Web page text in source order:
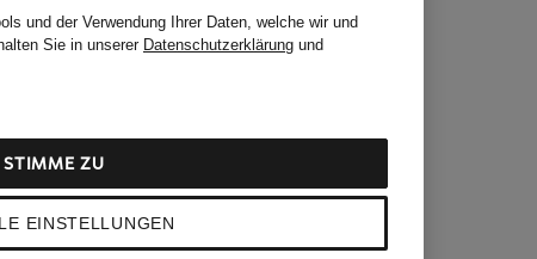
und der Verwendung Ihrer Daten, welche wir und
Sie in unserer Datenschutzerklärung und
EINSTELLUNGEN
ZU